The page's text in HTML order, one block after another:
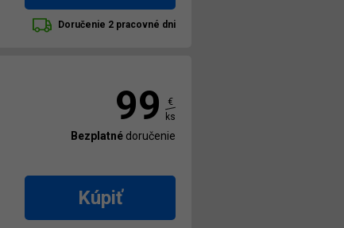
Doručenie 2 pracovné dni
99
€
ks
Bezplatné doručenie
Kúpiť